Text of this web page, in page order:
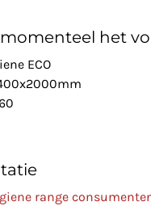
het
ECO
range